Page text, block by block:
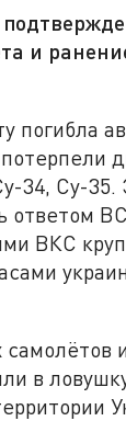
и
погибла
34, Су-35.
ответом
ВКС
самолётов
в